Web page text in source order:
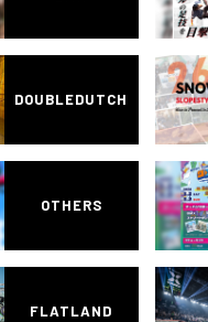
DOUBLEDUTCH
OTHERS
FLATLAND